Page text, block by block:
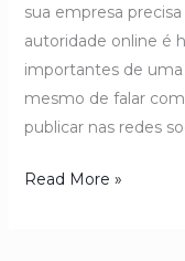
sua empresa
autoridade online é
importantes de
mesmo de falar
publicar nas redes
Read More »